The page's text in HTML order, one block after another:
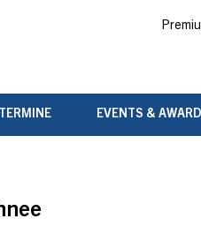
EVENTS &